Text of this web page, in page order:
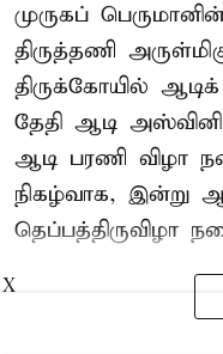
முருகப்
திருத்தணி
திருக்கோயில் ஆடிக்
தேதி ஆடி
ஆடி பரணி விழா
நிகழ்வாக, இன்று
தெப்பத்திருவிழா
X